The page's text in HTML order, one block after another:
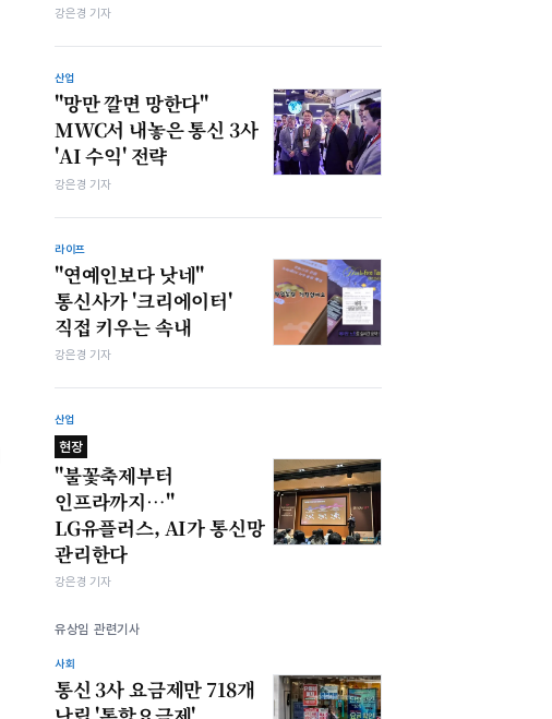
강은경 기자
산업
"망만 깔면 망한다"
MWC서 내놓은 통신 3사
'AI 수익' 전략
강은경 기자
라이프
"연예인보다 낫네"
통신사가 '크리에이터'
직접 키우는 속내
강은경 기자
산업
현장
"불꽃축제부터
인프라까지…"
LG유플러스, AI가 통신망
관리한다
강은경 기자
유상임 관련기사
사회
통신 3사 요금제만 718개